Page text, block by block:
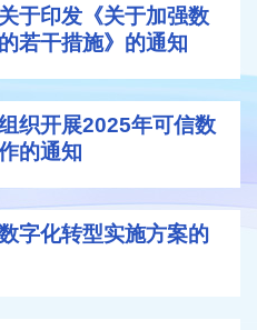
于印发《关于加强数
若干措施》的通知
织开展2025年可信数
的通知
字化转型实施方案的